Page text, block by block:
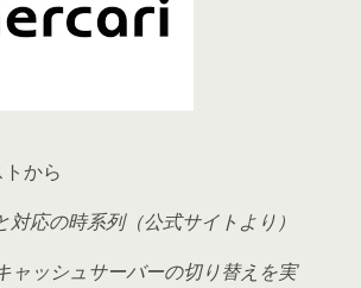
から
対応の時系列（公式サイトより）
ャッシュサーバーの切り替えを実